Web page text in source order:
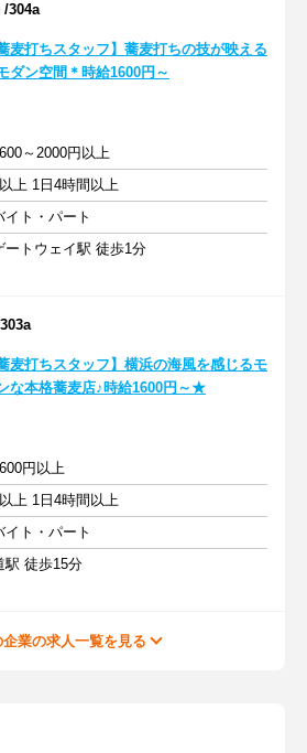
/304a
蕎麦打ちスタッフ】蕎麦打ちの技が映える
ダン空間＊時給1600円～
～2000円以上
上 1日4時間以上
イト・パート
ートウェイ駅 徒歩1分
蕎麦打ちスタッフ】横浜の海風を感じるモ
な本格蕎麦店♪時給1600円～★
円以上
上 1日4時間以上
イト・パート
駅 徒歩15分
企業の求人一覧を見る